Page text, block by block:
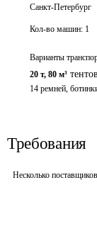
Санкт-Петербург
Кол-во машин: 1
Варианты
20 т, 80 м³
14 ремней,
Требования
Несколько поставщиков